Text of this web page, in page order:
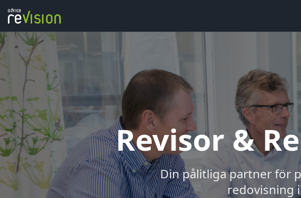
Revisor &
Din pålitliga partner för
redovisning